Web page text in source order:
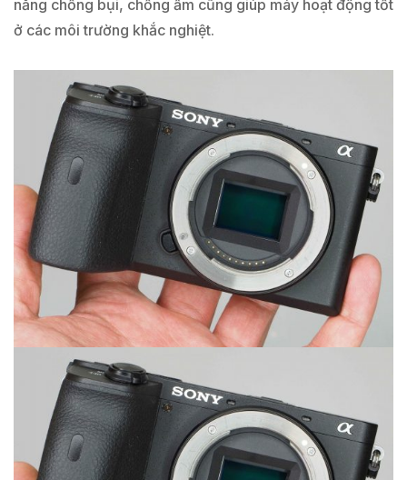
năng chống bụi, chống ẩm cũng giúp máy hoạt động tốt
ở các môi trường khắc nghiệt.